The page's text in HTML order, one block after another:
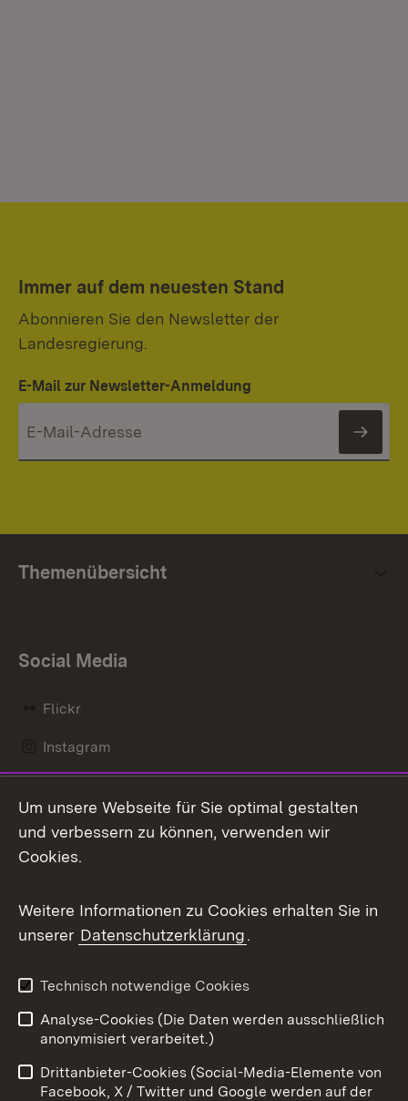
Immer auf dem neuesten Stand
Abonnieren Sie den Newsletter der
Landesregierung.
E-Mail zur Newsletter-Anmeldung
Themenübersicht
Social Media
Flickr
Instagram
Mastodon
Messenger
Social Wall
X / Twitter
Youtube
Benutzungshinweise
Barrierefreiheit
Um unsere Webseite für Sie optimal gestalten
und verbessern zu können, verwenden wir
Cookies.
Weitere Informationen zu Cookies erhalten Sie in
unserer Datenschutzerklärung.
Technisch notwendige Cookies
Analyse-Cookies (Die Daten werden ausschließlich
anonymisiert verarbeitet.)
Drittanbieter-Cookies (Social-Media-Elemente von
Facebook, X / Twitter und Google werden auf der